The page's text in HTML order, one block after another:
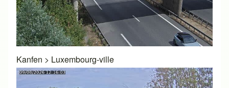
Kanfen > Luxembourg-ville